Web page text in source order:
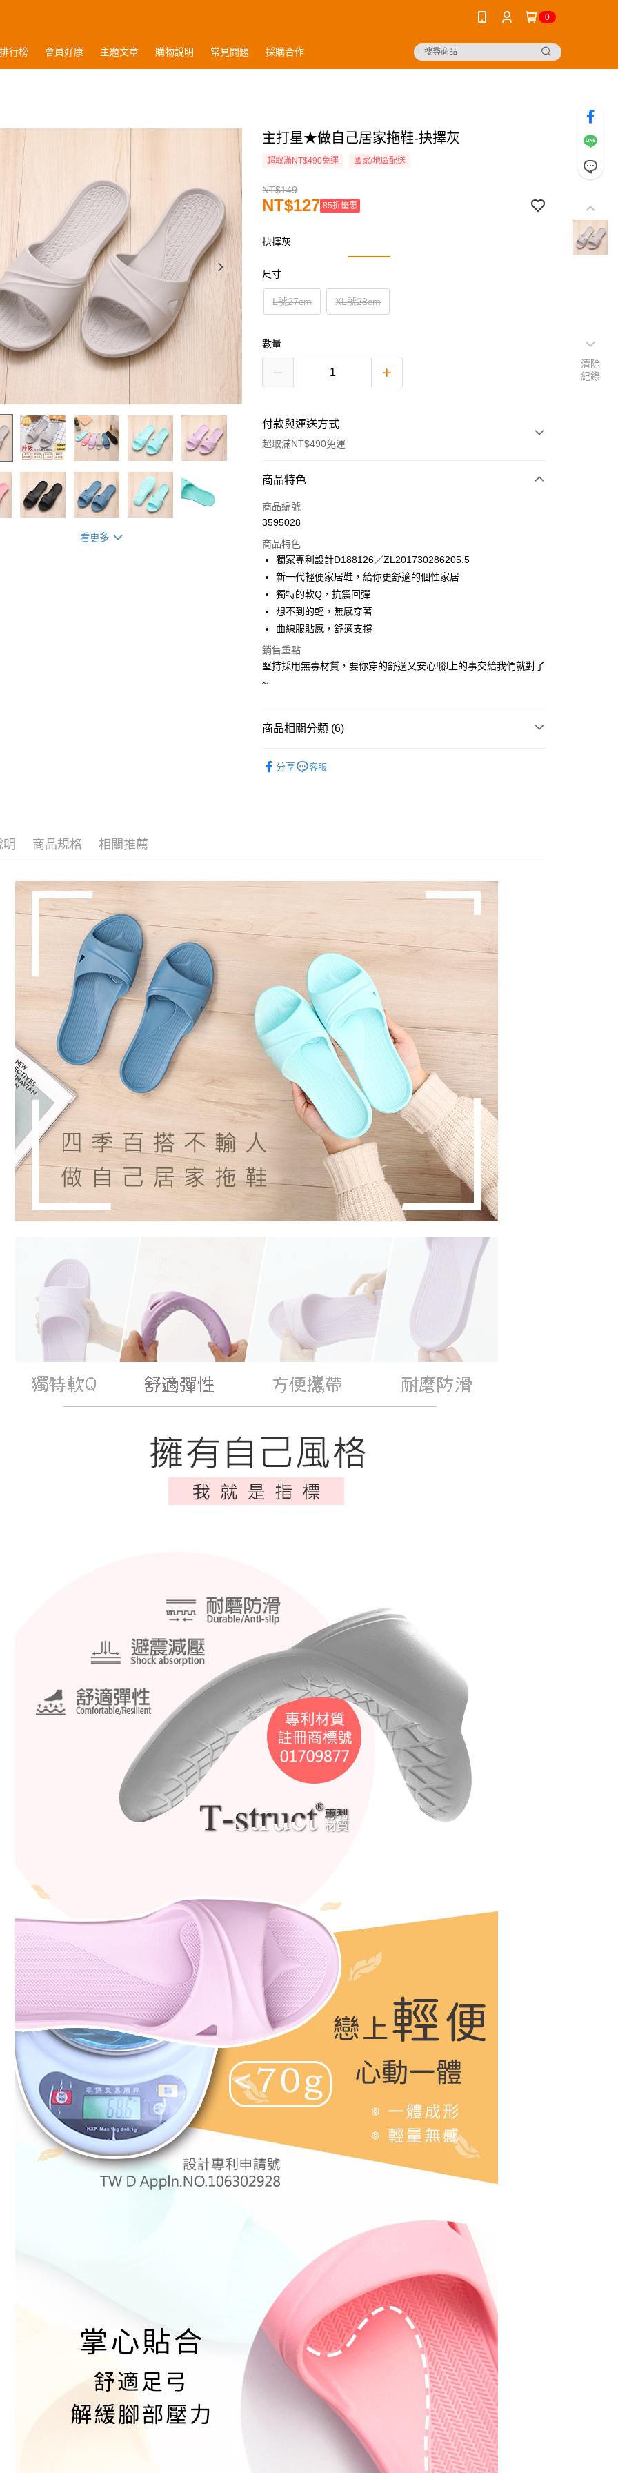
0
行榜 會員好康 主題文章 購物說明 常見問題 採購合作
看更多
主打星★做自己居家拖鞋-抉擇灰
超取滿NT$490免運 國家/地區配送
NT$149
NT$127 85折優惠
抉擇灰
尺寸
L號27cm XL號28cm
數量
付款與運送方式
超取滿NT$490免運
付款方式
信用卡一次付款
LINE Pay
Apple Pay
街口支付
悠遊付
Google Pay
AFTEE先享後付
AFTEE先享後付是「在收到商品之後才付款」的支付方式。 讓您購物簡單
２．便利：只要手機號碼，簡訊認證，即可結帳。
３．安心：先確認商品／服務後，再付款。
先享後付繳納相關費用。
※ 交易是否成功請以「AFTEE先享後付 」之結帳頁面顯示為準，若有關於
付客戶支援中心」
https://netprotections.freshdesk.com/support/home
【注意事項】
１．透過由恩沛科技股份有限公司提供之「AFTEE先享後付」服務完成之
交易，需依本服務之必要範圍內提供個人資料，並將交易相關給付款項請
求債權轉讓予恩沛科技股份有限公司。
２．關於個人資料處理事宜，請瀏覽以下網址：
https://aftee.tw/terms/#terms3
３．未成年的使用者請事先徵得法定代理人或監護人之同意方可使用
「AFTEE先享後付」，若未經同意申辦者引起之損失，本公司不負相關責
任。
４．使用「AFTEE先享後付」時，將依據個別帳號之用戶狀況，依本公司
即時審查核予不同之上限額度；若仍有額度不足之情形，本公司將視審查
結果請求用戶進行身份認證。
５．嚴禁一人註冊多個帳號或使用他人資訊註冊。若發現惡意使用之情
形，恩沛科技股份有限公司將有權停止該用戶之使用額度並採取法律行
ATM付款
運送方式
7-11取貨付款
每筆NT$80，滿NT$490(含以上)免運費
每筆NT$80，滿NT$490(含以上)免運費
每筆NT$80，滿NT$490(含以上)免運費
離島宅配
每筆NT$150，滿NT$800(含以上)免運費
港澳地區
商品特色
商品編號
3595028
商品特色
獨家專利設計D188126／ZL201730286205.5
新一代輕便家居鞋，給你更舒適的個性家居
獨特的軟Q，抗震回彈
想不到的輕，無感穿著
曲線服貼感，舒適支撐
銷售重點
堅持採用無毒材質，要你穿的舒適又安心!腳上的事交給我們就對了
~
商品相關分類 (6)
分享 客服
明 商品規格 相關推薦
清除
紀錄